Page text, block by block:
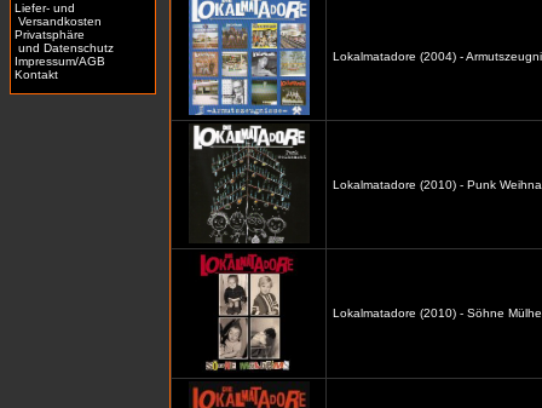
Liefer- und
Versandkosten
Privatsphäre
und Datenschutz
Impressum/AGB
Kontakt
Lokalmatadore (2004) -
Lokalmatadore (2010) - Punk
Lokalmatadore (2010) - Söhne